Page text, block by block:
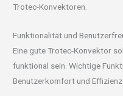
Trotec-Konvektoren.
Funktionalität und
Eine gute Trotec-Konvektor
funktional sein. Wichtige
Benutzerkomfort und